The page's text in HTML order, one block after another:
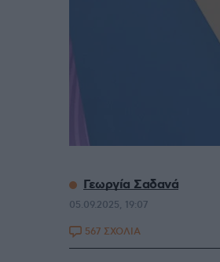
Γεωργία Σαδανά
05.09.2025, 19:07
567 ΣΧΟΛΙΑ